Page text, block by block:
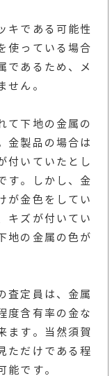
キである可能性
使っている場合
であるため、メ
せん。
て下地の金属の
金製品の場合は
付いていたとし
す。しかし、金
が金色をしてい
キズが付いてい
地の金属の色が
査定員は、金属
度含有率の金な
ます。当然須賀
ただけである程
能です。